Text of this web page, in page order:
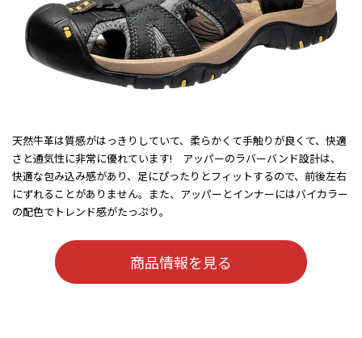
天然牛革は質感がはっきりしていて、柔らかくて手触りが良くて、快適
さと通気性に非常に優れています! アッパーのラバーバンド設計は、
快適な包み込み感があり、足にぴったりとフィットするので、前後左右
にずれることがありません。また、アッパーとインナーにはバイカラー
の配色でトレンド感がたっぷり。
商品情報を見る